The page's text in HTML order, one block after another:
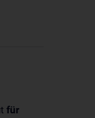
für